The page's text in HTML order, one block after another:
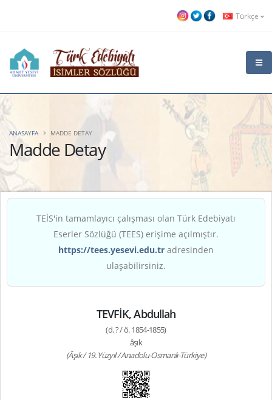
Türkçe
Madde Detay
ANASAYFA MADDE DETAY
TEİS'in tamamlayıcı çalışması olan Türk Edebiyatı
Eserler Sözlüğü (TEES) erişime açılmıştır.
https://tees.yesevi.edu.tr adresinden
ulaşabilirsiniz.
TEVFİK, Abdullah
(d. ? / ö. 1854-1855)
âşık
(Âşık / 19. Yüzyıl / Anadolu-Osmanlı-Türkiye)